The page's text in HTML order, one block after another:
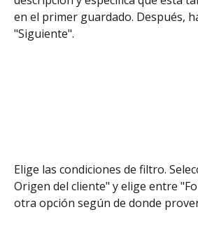
en el primer guardado. Después,
"Siguiente".
Elige las condiciones de filtro.
Origen del cliente" y elige entre
otra opción según de donde